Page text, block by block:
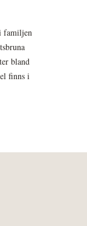
familjen
bland
finns i